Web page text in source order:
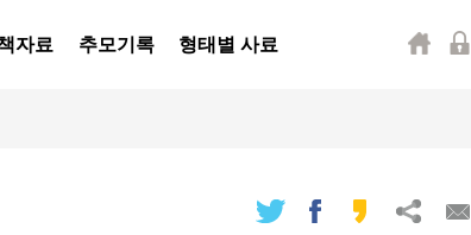
자료 추모기록 형태별 사료